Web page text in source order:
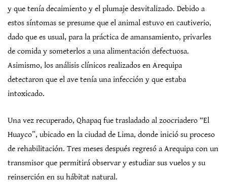
y que tenía decaimiento y el plumaje desvitalizado. Debido a
estos síntomas se presume que el animal estuvo en cautiverio,
dado que es usual, para la práctica de amansamiento, privarles
de comida y someterlos a una alimentación defectuosa.
Asimismo, los análisis clínicos realizados en Arequipa
detectaron que el ave tenía una infección y que estaba
intoxicado.
Una vez recuperado, Qhapaq fue trasladado al zoocriadero “El
Huayco”, ubicado en la ciudad de Lima, donde inició su proceso
de rehabilitación. Tres meses después regresó a Arequipa con un
transmisor que permitirá observar y estudiar sus vuelos y su
reinserción en su hábitat natural.